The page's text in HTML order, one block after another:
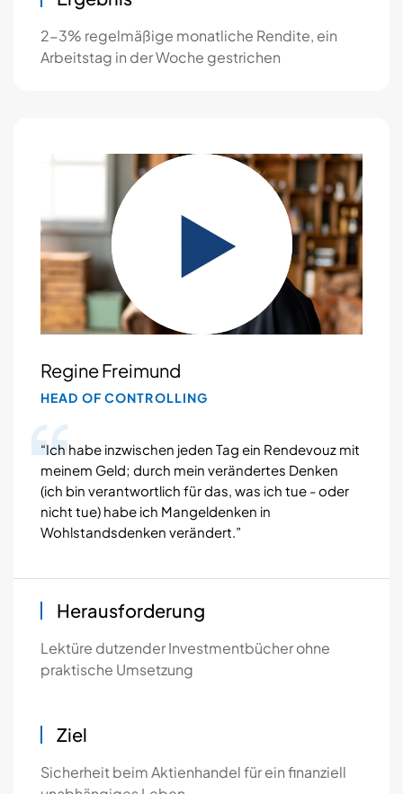
2-3% regelmäßige monatliche Rendite, ein
Arbeitstag in der Woche gestrichen
Regine Freimund
HEAD OF CONTROLLING
“Ich habe inzwischen jeden Tag ein Rendevouz mit
meinem Geld; durch mein verändertes Denken
(ich bin verantwortlich für das, was ich tue - oder
nicht tue) habe ich Mangeldenken in
Wohlstandsdenken verändert.”
Herausforderung
Lektüre dutzender Investmentbücher ohne
praktische Umsetzung
Ziel
Sicherheit beim Aktienhandel für ein finanziell